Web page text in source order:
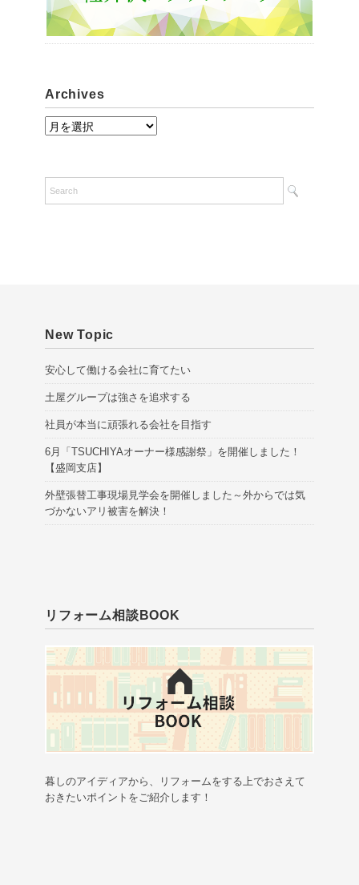
Archives
New Topic
安心して働ける会社に育てたい
土屋グループは強さを追求する
社員が本当に頑張れる会社を目指す
6月「TSUCHIYAオーナー様感謝祭」を開催しました！
【盛岡支店】
外壁張替工事現場見学会を開催しました～外からでは気
づかないアリ被害を解決！
リフォーム相談BOOK
暮しのアイディアから、リフォームをする上でおさえて
おきたいポイントをご紹介します！